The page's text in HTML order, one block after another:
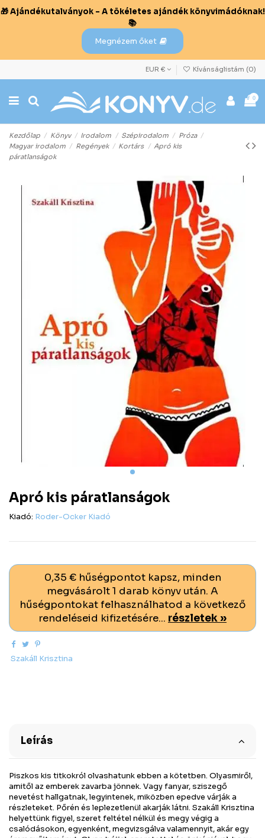
🎁 Ajándékutalványok – A tökéletes ajándék könyvimádóknak!
📚
Megnézem őket
EUR € Kívánságlistám (0)
0
Kezdőlap Könyv Irodalom Szépirodalom
Próza
Magyar irodalom
Regények Kortárs
Apró kis
páratlanságok
Apró kis páratlanságok
Kiadó: Roder-Ocker Kiadó
0,35 € hűségpontot kapsz, minden
megvásárolt 1 darab könyv után. A
hűségpontokat felhasználhatod a következő
rendeléseid kifizetésére... részletek »
Szakáll Krisztina
Leírás
Piszkos kis titkokról olvashatunk ebben a kötetben. Olyasmiről,
amitől az emberek zavarba jönnek. Vagy fanyar, sziszegő
nevetést hallgatnak, legyintenek, miközben epedve várják a
részleteket. Pőrén és leplezetlenül akarják látni. Szakáll Krisztina
helyettünk figyel, szeret feltétel nélkül és megy végig a
csalódásokon, egyenként, megvizsgálva valamennyit, akár egy